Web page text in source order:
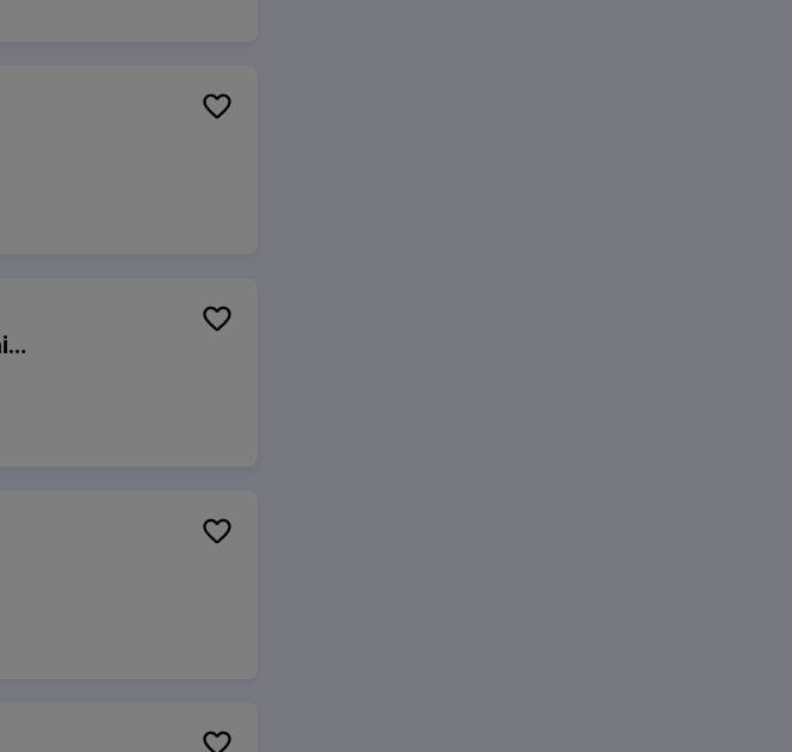
Transformacijos projektų vadovas (-ė) (Vilnius, LT)